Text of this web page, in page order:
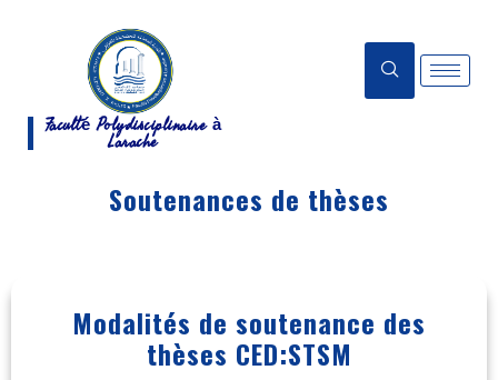
Faculté Polydisciplinaire à
Larache
Soutenances de thèses
Modalités de soutenance des
thèses CED:STSM